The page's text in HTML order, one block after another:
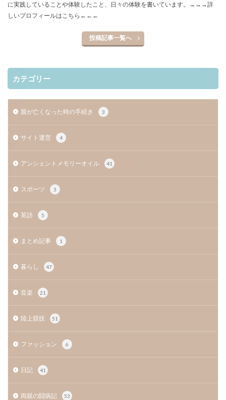
に実践していることや体験したこと、日々の体験を書いています。
→→→詳
しいプロフィールはこちら←←←
投稿記事一覧へ
カテゴリー
親が亡くなった時の手続き 3
サイト運営 4
アンシェントメモリーオイル 41
スポーツ 3
英語 5
まとめ記事 1
暮らし 47
音楽 21
陸上競技 51
ファッション 6
日記 41
両親の闘病記 53